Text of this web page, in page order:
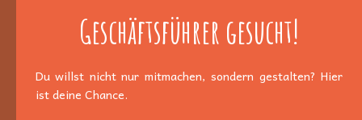
Geschäftsführer gesucht!
Du willst nicht nur mitmachen, sondern gestalten? Hier
ist deine Chance.